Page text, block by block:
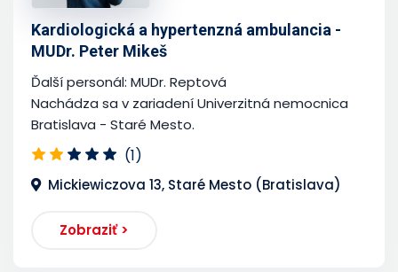
Kardiologická a hypertenzná ambulancia -
MUDr. Peter Mikeš
Ďalší personál: MUDr. Reptová
Nachádza sa v zariadení Univerzitná nemocnica
Bratislava - Staré Mesto.
(1)
Mickiewiczova 13, Staré Mesto (Bratislava)
Zobraziť >